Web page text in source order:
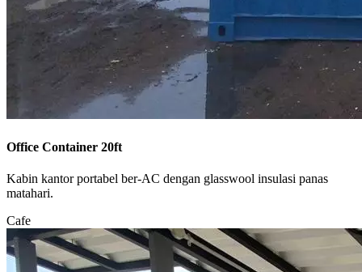
Office Container 20ft
Kabin kantor portabel ber-AC dengan glasswool insulasi panas
matahari.
Cafe